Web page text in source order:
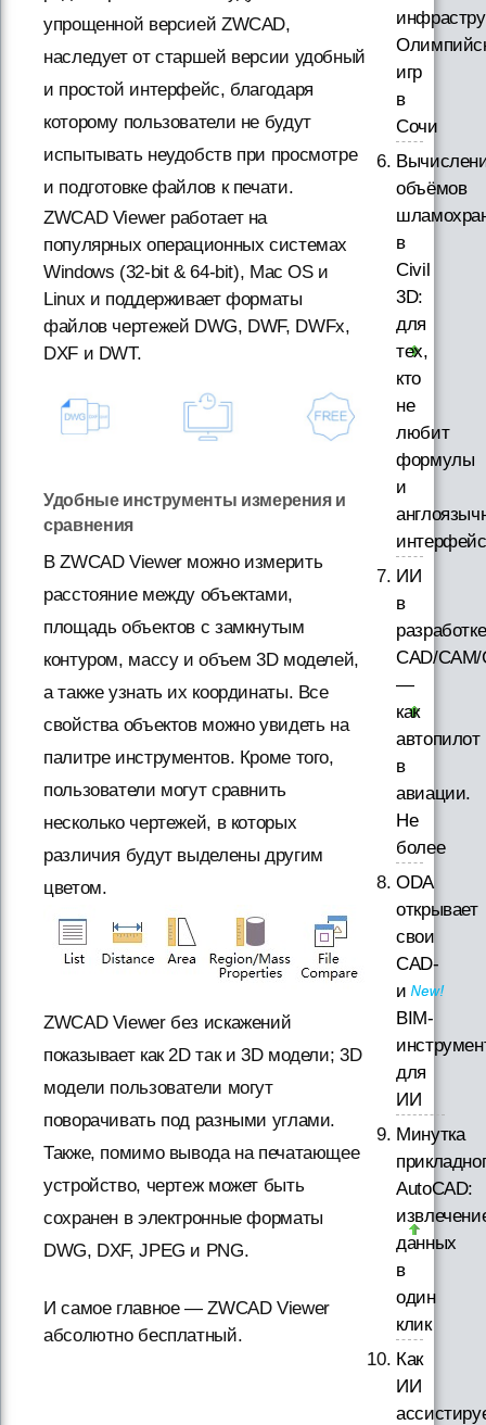
упрощенной версией ZWCAD,
наследует от старшей версии удобный
и простой интерфейс, благодаря
которому пользователи не будут
испытывать неудобств при просмотре
и подготовке файлов к печати.
ZWCAD Viewer работает на
популярных операционных системах
Windows (32-bit & 64-bit), Mac OS и
Linux и поддерживает форматы
файлов чертежей DWG, DWF, DWFx,
DXF и DWT.
Удобные инструменты измерения и
сравнения
В ZWCAD Viewer можно измерить
расстояние между объектами,
площадь объектов с замкнутым
контуром, массу и объем 3D моделей,
а также узнать их координаты. Все
свойства объектов можно увидеть на
палитре инструментов. Кроме того,
пользователи могут сравнить
несколько чертежей, в которых
различия будут выделены другим
цветом.
ZWCAD Viewer без искажений
показывает как 2D так и 3D модели; 3D
модели пользователи могут
поворачивать под разными углами.
Также, помимо вывода на печатающее
устройство, чертеж может быть
сохранен в электронные форматы
DWG, DXF, JPEG и PNG.
И самое главное — ZWCAD Viewer
абсолютно бесплатный.
игр
в
Сочи
объёмов
в
Civil
3D:
для
тех,
кто
не
любит
формулы
и
ИИ
в
разработке
CAD/
—
как
автопилот
в
авиации.
Не
более
ODA
открывает
свои
CAD-
и
BIM-
для
ИИ
Минутка
AutoCAD:
данных
в
один
клик
Как
ИИ